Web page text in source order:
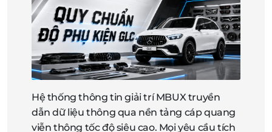
Hệ thống thông tin giải trí MBUX truyền
dẫn dữ liệu thông qua nền tảng cáp quang
viễn thông tốc độ siêu cao. Mọi yêu cầu tích